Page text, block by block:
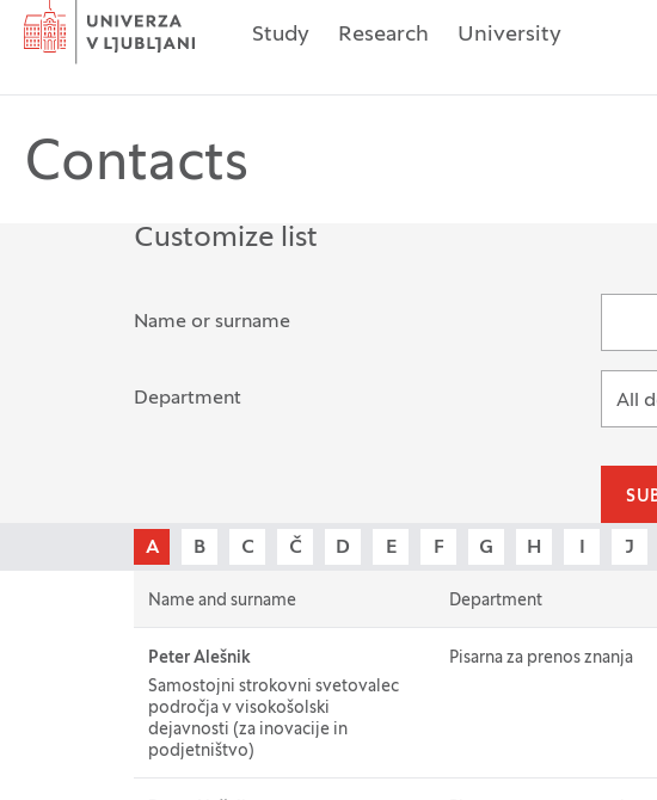
Home
Study Research University
Contacts
Customize list
The possibility of filtering records
Name or surname
Department All
A B C Č D E F G H J
Name and surname Department
Name and surname
Peter Alešnik
Samostojni strokovni svetovalec
področja v visokošolski
dejavnosti (za inovacije in
podjetništvo)
Department
Pisarna za prenos znanja